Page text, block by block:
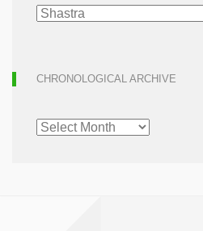
ARTICLE
ARCHIVE
CHRONOLOGICAL ARCHIVE
CHRONOLOGICAL
ARCHIVE